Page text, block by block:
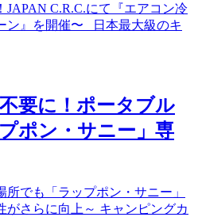
JAPAN C.R.C.にて『エアコン冷
ン』を開催〜 日本最大級のキ
要に！ポータブル
ポン・サニー」専
所でも「ラップポン・サニー」
がさらに向上～ キャンピングカ